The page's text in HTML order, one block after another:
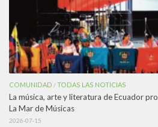
COMUNIDAD /TODAS LAS NOTICIAS
La música, arte y literatura de Ecuador
La Mar de Músicas
2026-07-15